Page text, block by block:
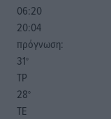
06:20
20:04
πρόγνωση:
31°
ΤΡ
28°
ΤΕ